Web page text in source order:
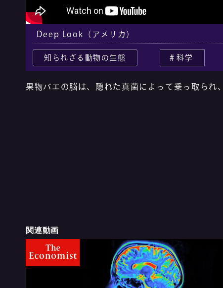
Deep Look（アメリカ）
知られざる動物の生態 科学
果物バエの脳は、隠れた真菌によって乗っ取られ
関連動画